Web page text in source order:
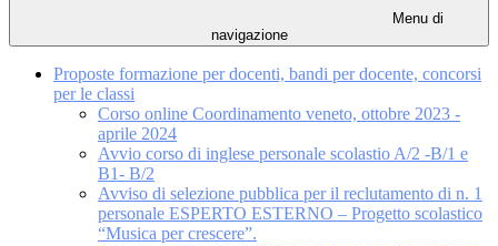
Menu di
navigazione
Proposte formazione per docenti, bandi per docente, concorsi
per le classi
Corso online Coordinamento veneto, ottobre 2023 -
aprile 2024
Avvio corso di inglese personale scolastio A/2 -B/1 e
B1- B/2
Avviso di selezione pubblica per il reclutamento di n. 1
personale ESPERTO ESTERNO – Progetto scolastico
“Musica per crescere”.